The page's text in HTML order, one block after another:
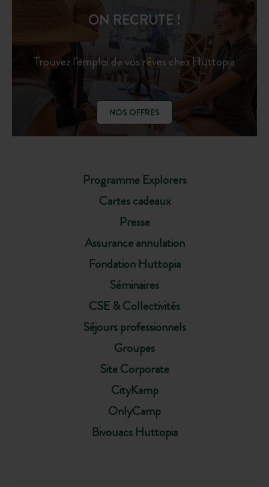
Programme Explorers
Cartes cadeaux
Presse
Assurance annulation
Fondation Huttopia
Séminaires
CSE & Collectivités
Séjours professionnels
Groupes
Site Corporate
CityKamp
OnlyCamp
Bivouacs Huttopia
ON RECRUTE !
Trouvez l'emploi de vos rêves chez Huttopia
NOS OFFRES